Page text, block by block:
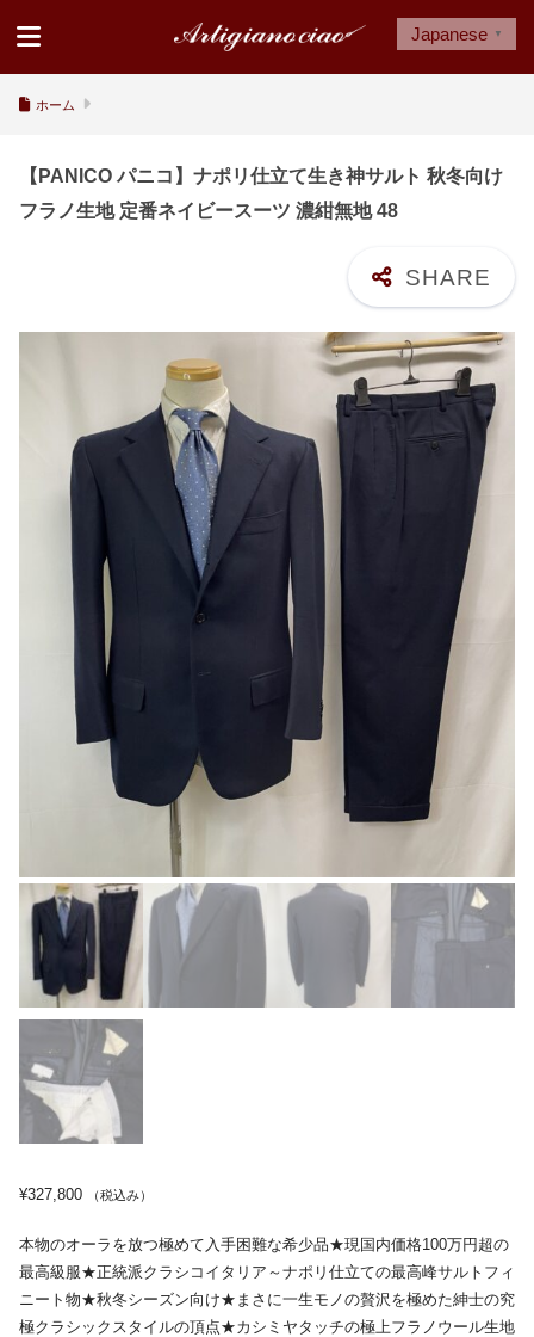
ホーム
【PANICO パニコ】ナポリ仕立て生き神サルト 秋冬向け
フラノ生地 定番ネイビースーツ 濃紺無地 48
¥327,800 （税込み）
本物のオーラを放つ極めて入手困難な希少品★現国内価格100万円超の
最高級服★正統派クラシコイタリア～ナポリ仕立ての最高峰サルトフィ
ニート物★秋冬シーズン向け★まさに一生モノの贅沢を極めた紳士の究
極クラシックスタイルの頂点★カシミヤタッチの極上フラノウール生地
Japanese ▼